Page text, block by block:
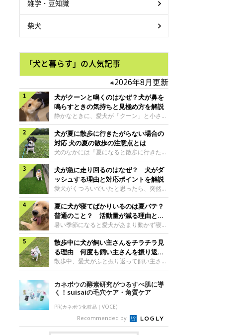
雑学・豆知識
柴犬
「犬と暮らす」の人気記事
※2026年8月更新
犬がクーンと鳴くのはなぜ？犬が鼻を
鳴らすときの気持ちと見極め方を解説
静かなときに、愛犬が「クーン」と小さく
鳴いたり、鼻を鳴らすような音を出したり
することはありませんか？ 大きく吠える
わけではない分、「不安なの？それとも何
かお願いしているの？」と気になる飼い主
さんもいるかもしれません。今回は、犬が
クーンと鳴く理由や鼻鳴らしの背景、見極
め方と対応のポイントなどについて、いぬ
のきもち獣医師相談室の原 駿太朗先生に
伺いました。クーンと鳴くのはどんな気持
ち？いぬのきもち投稿写真ギャラリー犬が
クーンと小さく鳴くときは、何らかの感情
を伝えようとしている場合があると考えら
れています。大
犬が夏に散歩に行きたがらない場合の
対応 犬の夏の散歩の注意点とは
犬のなかには『夏になると散歩に行きたが
らない、歩かなくなる』『暑い季節は散歩
の気配を察すると涼しい部屋から出ようと
しない』など散歩に行きたがらないコもい
るようです。愛犬の運動をさせてあげたい
のに、散歩に行きたがらない。このような
場合はどう対応すればよいのでしょうか？
「愛犬が夏に散歩に行きたがらない場合の
対応」について、いぬのきもち獣医師相談
室の白山さとこ先生に聞きました。Q.夏に
犬の散歩に行くときの注意点は？ いぬの
きもち投稿写真ギャラリーーー夏に愛犬と
散歩に行くときは、どのようなことに注意
をするとよい
犬が急に走り回るのはなぜ？ 犬がダ
ッシュする理由と対応ポイントを解説
愛犬がくつろいでいたと思ったら、突然部
屋の中を走り回り始める――そんな様子に
驚いたことはありませんか？ 急な動きに
「何が起きているの？」と戸惑う飼い主さ
んも多いでしょう。落ち着いていたはずな
のに、急にスイッチが入ったように見える
と不安になることもあります。今回は、犬
が急に走り回る理由や見極め方などについ
て、いぬのきもち獣医師相談室の岡本りさ
先生に伺いました。犬が急に走り回るのは
ラリー犬が突然走り回る行動は、必ずしも
珍しいものではないと考えられています。
体にたまったエ
夏に犬が寝てばかりいるのは夏バテ？
普通のこと？ 活動量が減る理由と対
策とは
暑い季節になると愛犬があまり動かず寝て
ばかりだと感じる飼い主さんはいません
か？その様子に、愛犬が夏バテで疲れてい
るのか、元気がないのかなど不安に感じる
方もいるのではないかと思います。 で
は、犬が寝てばかりいるときに対処が必要
かを見極める方法はあるのでしょうか？
「犬の活動量が夏に減る理由と対策」につ
いて、いぬのきもち獣医師相談室の山口み
き先生に話を聞きました。Q. 夏に犬の活
動量が減る理由は？ いぬのきもち投稿写
真ギャラリーーー夏に愛犬の活動量が減る
と感じる飼い主さんもいるようです。理由
散歩中に犬が飼い主さんをチラチラ見
る理由 何度も飼い主さんを振り返る
のはなぜ？
散歩中、愛犬がふと振り返って飼い主さん
の様子を確認する…そんな場面に心当たり
はありませんか？ 何度もチラチラ見られ
ると、「何か気になることがあるの？」
「ちゃんと歩けているかな」と不安になる
ことがあるかもしれません。愛犬が歩きな
がら飼い主さんを振り返るしぐさには、ど
んな気持ちが隠れているのでしょうか。今
回は、犬が散歩中に飼い主さんを確認する
カネボウの酵素研究がつるすべ肌に導
く！suisaiの毛穴ケア・角質ケア
PR(カネボウ化粧品｜VOCE)
Recommended by